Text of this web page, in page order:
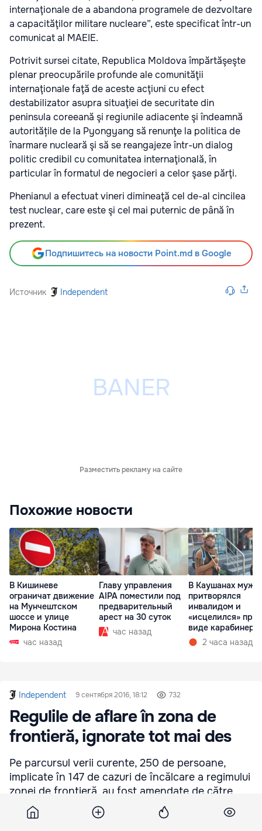
internaţionale de a abandona programele de dezvoltare
a capacităţilor militare nucleare”, este specificat într-un
comunicat al MAEIE.
Potrivit sursei citate, Republica Moldova împărtăşeşte
plenar preocupările profunde ale comunităţii
internaţionale faţă de aceste acţiuni cu efect
destabilizator asupra situaţiei de securitate din
peninsula coreeană şi regiunile adiacente şi îndeamnă
autoritățile de la Pyongyang să renunţe la politica de
înarmare nucleară şi să se reangajeze într-un dialog
politic credibil cu comunitatea internaţională, în
particular în formatul de negocieri a celor şase părţi.
Phenianul a efectuat vineri dimineaţă cel de-al cincilea
test nuclear, care este şi cel mai puternic de până în
prezent.
Подпишитесь на новости Point.md в Google
Источник Independent
Разместить рекламу на сайте
Похожие новости
В Кишиневе
ограничат движение
на Мунчештском
шоссе и улице
Мирона Костина
час назад
Главу управления
AIPA поместили под
предварительный
арест на 30 суток
час назад
В Каушанах
притворялся
инвалидом и
«исцелился» при
виде
2 часа назад
Independent 9 сентября 2016, 18:12 732
Regulile de aflare în zona de
frontieră, ignorate tot mai des
Pe parcursul verii curente, 250 de persoane,
implicate în 147 de cazuri de încălcare a regimului
zonei de frontieră, au fost amendate de către
angajații Poliției de Frontieră.